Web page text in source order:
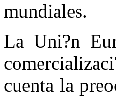
mundiales.
La Uni?n
cuenta la